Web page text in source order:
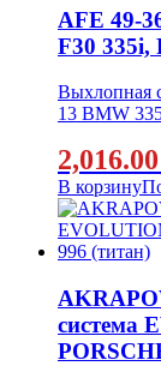
AFE 49-
F30 335i,
Выхлопная
13 BMW
2,016.00
В корзину
система